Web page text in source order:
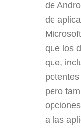
de
de
que los
que,
pero
a las